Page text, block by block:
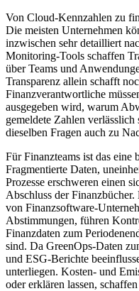
Von Cloud-Kennzahlen zu
Die meisten Unternehmen
inzwischen sehr detailliert
Monitoring-Tools schaffen
über Teams und
Transparenz allein schafft
Finanzverantwortliche
ausgegeben wird, warum
gemeldete Zahlen
dieselben Fragen auch zu
Für Finanzteams ist das eine
Fragmentierte Daten,
Prozesse erschweren einen
Abschluss der
von Finanzsoftware-
Abstimmungen, führen
Finanzdaten zum
sind. Da GreenOps-Daten
und ESG-Berichte
unterliegen. Kosten- und
oder erklären lassen,